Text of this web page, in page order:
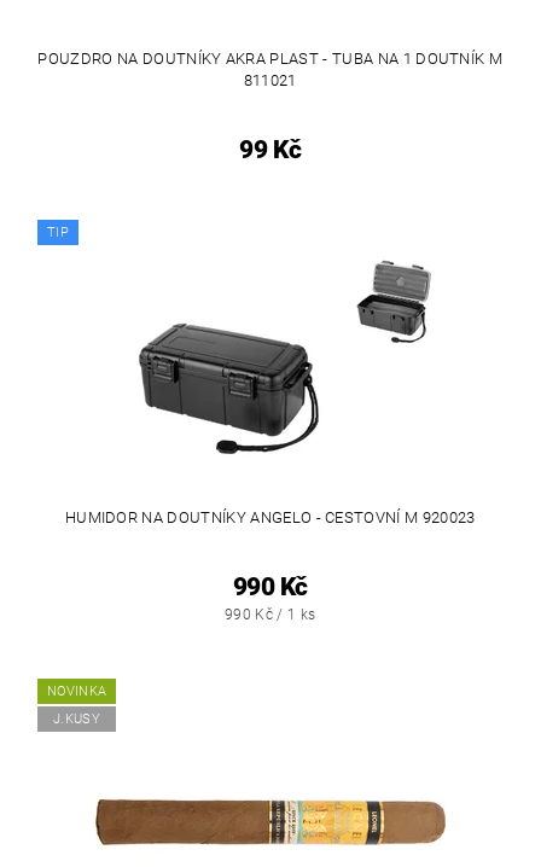
POUZDRO NA DOUTNÍKY AKRA PLAST - TUBA NA 1 DOUTNÍK M
811021
99 Kč
TIP
HUMIDOR NA DOUTNÍKY ANGELO - CESTOVNÍ M 920023
990 Kč
990 Kč / 1 ks
NOVINKA
J.KUSY